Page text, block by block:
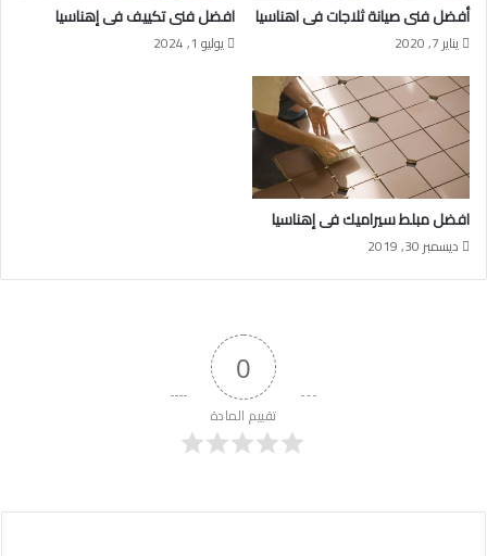
أفضل فنى صيانة ثلاجات فى اهناسيا
يناير 7, 2020
افضل فنى تكييف فى إهناسيا
يوليو 1, 2024
افضل مبلط سيراميك فى إهناسيا
ديسمبر 30, 2019
0
تقييم المادة